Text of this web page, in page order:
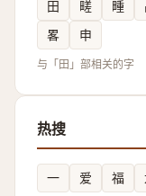
田 㽨 畽
畧
申
与「田」部相关的字
热搜
一 爱 福